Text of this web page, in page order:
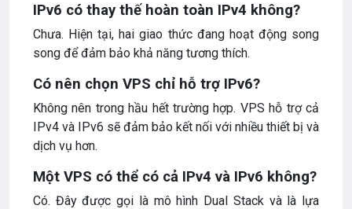
IPv6 có thay thế hoàn toàn IPv4 không?
Chưa. Hiện tại, hai giao thức đang hoạt động song
song để đảm bảo khả năng tương thích.
Có nên chọn VPS chỉ hỗ trợ IPv6?
Không nên trong hầu hết trường hợp. VPS hỗ trợ cả
IPv4 và IPv6 sẽ đảm bảo kết nối với nhiều thiết bị và
dịch vụ hơn.
Một VPS có thể có cả IPv4 và IPv6 không?
Có. Đây được gọi là mô hình Dual Stack và là lựa